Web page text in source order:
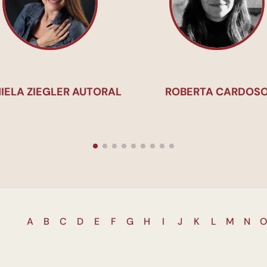
CARDOSO ESTUDIO MAKUKO
A B C D E F G H I J K L M N O